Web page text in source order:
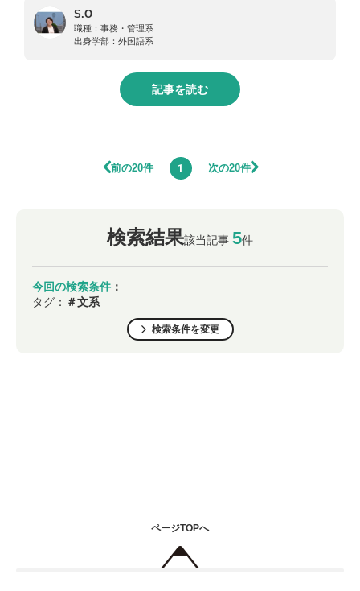
S.O
職種： 事務・管理系
出身学部： 外国語系
記事を読む
前の20件 1 次の20件
検索結果該当記事 5件
今回の検索条件 ：
タグ： ＃文系
検索条件を変更
ページTOPへ